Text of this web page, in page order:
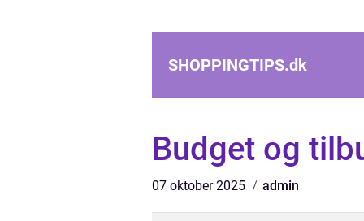
SHOPPINGTIPS.dk
Budget og
07 oktober 2025 admin